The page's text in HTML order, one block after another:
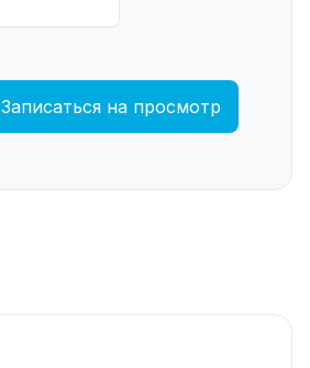
Записаться на просмотр